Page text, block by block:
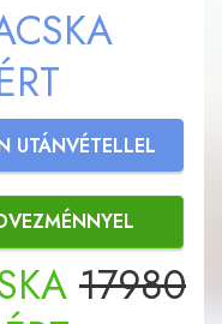
UTÁNVÉTELLEL
17980